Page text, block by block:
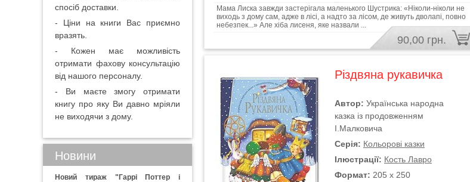
Мама Лиска завжди застерігала маленького Шустрика: «Ніколи-ніколи не
виходь з дому сам, адже в лісі, а надто за лісом, де живуть дволапі, повно
небезпек...» Але хіба лисеня, яке назвали ...
90,00 грн.
Різдвяна рукавичка
Автор: Українська народна
казка із продовженням
І.Малковича
Серія: Кольорові казки
Ілюстрації: Кость Лавро
Формат: 205 х 250
спосіб доставки.
- Ціни на книги Вас приємно
вразять.
- Кожен має можливість
отримати фахову консультацію
від нашого персоналу.
- Ви маєте змогу отримати
книгу про яку Ви давно мріяли
не виходячи з дому.
Новини
Новий тираж "Гаррі Поттер і